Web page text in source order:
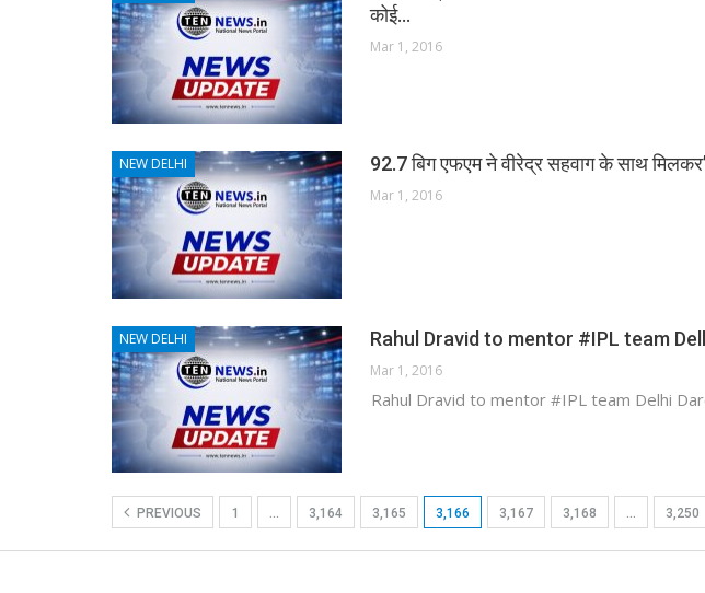
कोई…
Mar 1, 2016
NEW DELHI 92.7 बिग एफएम ने वीरेद्र सहवाग के साथ
Mar 1, 2016
NEW DELHI Rahul Dravid to mentor #IPL team
Mar 1, 2016
Rahul Dravid to mentor #IPL team Delhi
PREVIOUS 1 … 3,164 3,165 3,166 3,167 3,168 … 3,250